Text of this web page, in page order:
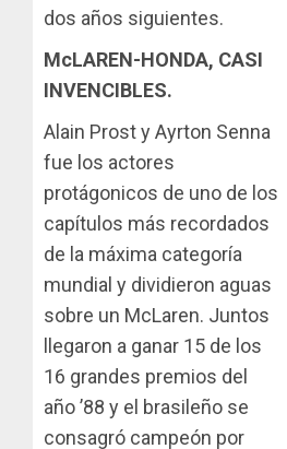
dos años siguientes.
McLAREN-HONDA, CASI
INVENCIBLES.
Alain Prost y Ayrton Senna
fue los actores
protágonicos de uno de los
capítulos más recordados
de la máxima categoría
mundial y dividieron aguas
sobre un McLaren. Juntos
llegaron a ganar 15 de los
16 grandes premios del
año ’88 y el brasileño se
consagró campeón por